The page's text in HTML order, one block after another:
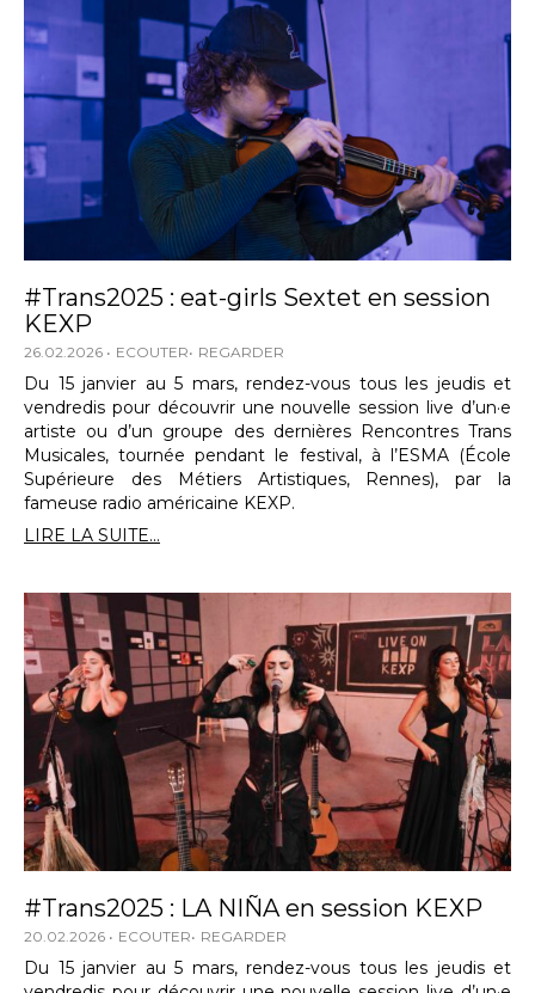
#Trans2025 : eat-girls Sextet en session
KEXP
26.02.2026 ECOUTER REGARDER
Du 15 janvier au 5 mars, rendez-vous tous les jeudis et
vendredis pour découvrir une nouvelle session live d’un·e
artiste ou d’un groupe des dernières Rencontres Trans
Musicales, tournée pendant le festival, à l’ESMA (École
Supérieure des Métiers Artistiques, Rennes), par la
fameuse radio américaine KEXP.
LIRE LA SUITE...
#Trans2025 : LA NIÑA en session KEXP
20.02.2026 ECOUTER REGARDER
Du 15 janvier au 5 mars, rendez-vous tous les jeudis et